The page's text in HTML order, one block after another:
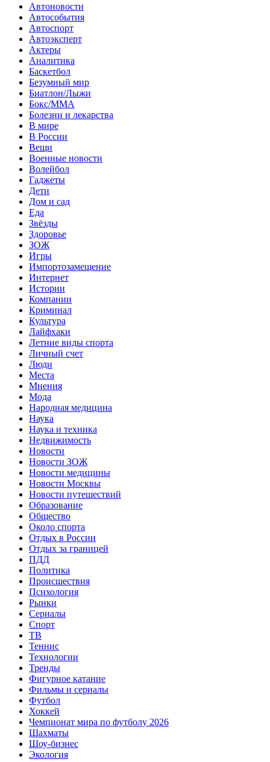
Автоновости
Автособытия
Автоспорт
Автоэксперт
Актеры
Аналитика
Баскетбол
Безумный мир
Биатлон/Лыжи
Бокс/MMA
Болезни и лекарства
В мире
В России
Вещи
Военные новости
Волейбол
Гаджеты
Дети
Дом и сад
Еда
Звёзды
Здоровье
ЗОЖ
Игры
Импортозамещение
Интернет
Истории
Компании
Криминал
Культура
Лайфхаки
Летние виды спорта
Личный счет
Люди
Места
Мнения
Мода
Народная медицина
Наука
Наука и техника
Недвижимость
Новости
Новости ЗОЖ
Новости медицины
Новости Москвы
Новости путешествий
Образование
Общество
Около спорта
Отдых в России
Отдых за границей
ПДД
Политика
Происшествия
Психология
Рынки
Сериалы
Спорт
ТВ
Теннис
Технологии
Тренды
Фигурное катание
Фильмы и сериалы
Футбол
Хоккей
Чемпионат мира по футболу 2026
Шахматы
Шоу-бизнес
Экология